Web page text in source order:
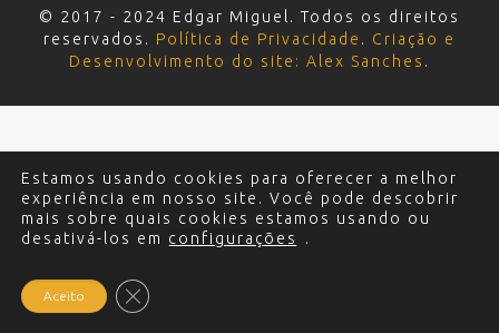
© 2017 - 2024 Edgar Miguel. Todos os direitos
reservados. Política de Privacidade . Criação e
Desenvolvimento do site: Alex Sanches .
Estamos usando cookies para oferecer a melhor
experiência em nosso site. Você pode descobrir
mais sobre quais cookies estamos usando ou
desativá-los em configurações .
Aceito Close GDPR Cookie Banner